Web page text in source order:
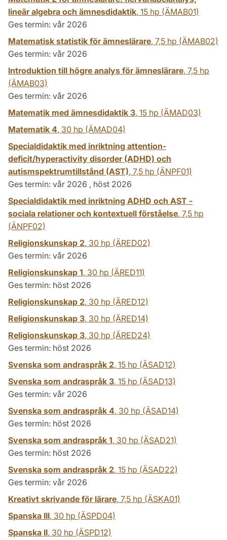
lineär algebra och ämnesdidaktik, 15 hp (ÄMAB01)
Ges termin: vår 2026
Matematisk statistik för ämneslärare, 7,5 hp (ÄMAB02)
Ges termin: vår 2026
Introduktion till högre analys för ämneslärare, 7,5 hp
(ÄMAB03)
Ges termin: vår 2026
Matematik med ämnesdidaktik 3, 15 hp (ÄMAD03)
Matematik 4, 30 hp (ÄMAD04)
Specialdidaktik med inriktning attention-
deficit/hyperactivity disorder (ADHD) och
autismspektrumtillstånd (AST), 7,5 hp (ÄNPF01)
Ges termin: vår 2026 , höst 2026
Specialdidaktik med inriktning ADHD och AST -
sociala relationer och kontextuell förståelse, 7,5 hp
(ÄNPF02)
Religionskunskap 2, 30 hp (ÄRED02)
Ges termin: vår 2026
Religionskunskap 1, 30 hp (ÄRED11)
Ges termin: höst 2026
Religionskunskap 2, 30 hp (ÄRED12)
Religionskunskap 3, 30 hp (ÄRED14)
Religionskunskap 3, 30 hp (ÄRED24)
Ges termin: höst 2026
Svenska som andraspråk 2, 15 hp (ÄSAD12)
Svenska som andraspråk 3, 15 hp (ÄSAD13)
Ges termin: vår 2026
Svenska som andraspråk 4, 30 hp (ÄSAD14)
Ges termin: höst 2026
Svenska som andraspråk 1, 30 hp (ÄSAD21)
Ges termin: höst 2026
Svenska som andraspråk 2, 15 hp (ÄSAD22)
Ges termin: vår 2026
Kreativt skrivande för lärare, 7,5 hp (ÄSKA01)
Spanska III, 30 hp (ÄSPD04)
Spanska II, 30 hp (ÄSPD12)